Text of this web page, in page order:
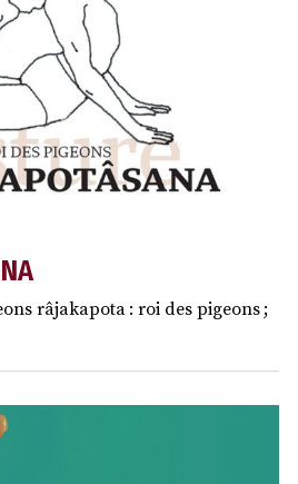
râjakapota : roi des pigeons ;